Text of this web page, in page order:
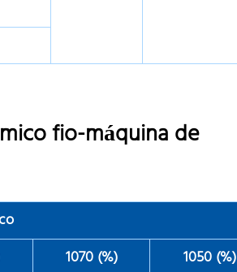
fio-máquina de
1070 (%) 1050 (%)